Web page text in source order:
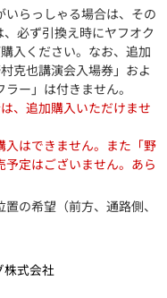
らっしゃる場合は、その
必ず引換え時にヤフオク
入ください。なお、追加
克也講演会入場券」およ
ー」は付きません。
、追加購入いただけませ
はできません。また「野
定はございません。あら
の希望（前方、通路側、
式会社